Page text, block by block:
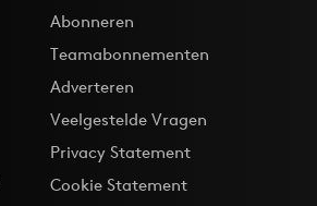
Abonneren
Teamabonnementen
Adverteren
Veelgestelde Vragen
Privacy Statement
Cookie Statement